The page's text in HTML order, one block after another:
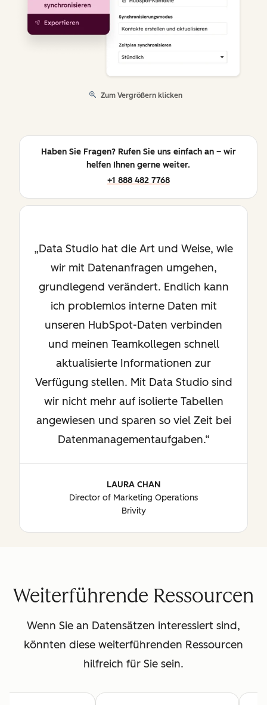
Zum Vergrößern klicken
Haben Sie Fragen? Rufen Sie uns einfach an – wir
helfen Ihnen gerne weiter.
+1 888 482 7768
Data Studio hat die Art und Weise, wie
wir mit Datenanfragen umgehen,
grundlegend verändert. Endlich kann
ich problemlos interne Daten mit
unseren HubSpot-Daten verbinden
und meinen Teamkollegen schnell
aktualisierte Informationen zur
Verfügung stellen. Mit Data Studio sind
wir nicht mehr auf isolierte Tabellen
angewiesen und sparen so viel Zeit bei
Datenmanagementaufgaben.
LAURA CHAN
Director of Marketing Operations
Brivity
Weiterführende Ressourcen
Wenn Sie an Datensätzen interessiert sind,
könnten diese weiterführenden Ressourcen
hilfreich für Sie sein.